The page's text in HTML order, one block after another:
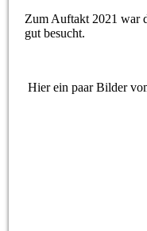
Zum Auftakt 2021 war
gut besucht.
Hier ein paar Bilder